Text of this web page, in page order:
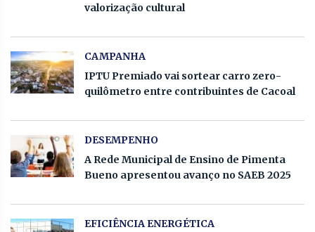
valorização cultural
CAMPANHA
IPTU Premiado vai sortear carro zero-
quilômetro entre contribuintes de Cacoal
DESEMPENHO
A Rede Municipal de Ensino de Pimenta
Bueno apresentou avanço no SAEB 2025
EFICIÊNCIA ENERGÉTICA